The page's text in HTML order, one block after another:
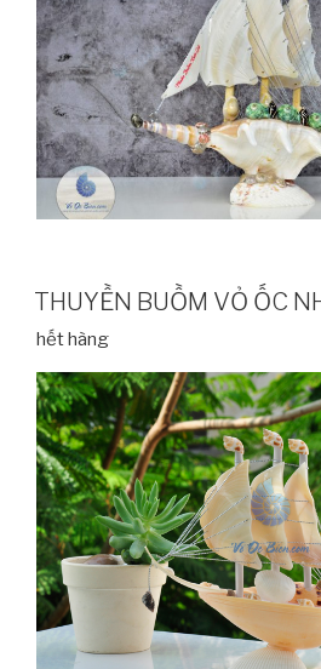
THUYỀN BUỒM VỎ ỐC
hết hàng